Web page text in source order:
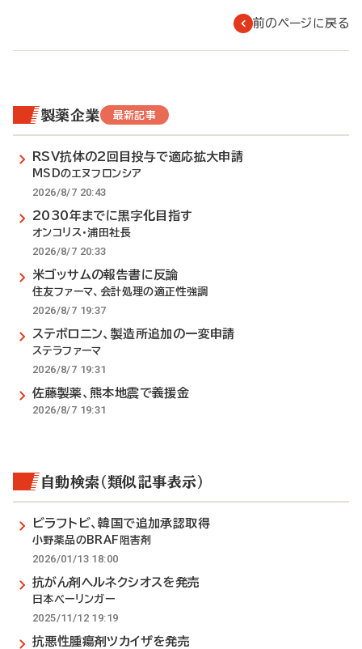
前のページに戻る
製薬企業 最新記事
RSV抗体の2回目投与で適応拡大申請
MSDのエヌフロンシア
2026/8/7 20:43
2030年までに黒字化目指す
オンコリス・浦田社長
2026/8/7 20:33
米ゴッサムの報告書に反論
住友ファーマ、会計処理の適正性強調
2026/8/7 19:37
ステボロニン、製造所追加の一変申請
ステラファーマ
2026/8/7 19:31
佐藤製薬、熊本地震で義援金
2026/8/7 19:31
自動検索（類似記事表示）
ビラフトビ、韓国で追加承認取得
小野薬品のBRAF阻害剤
2026/01/13 18:00
抗がん剤ヘルネクシオスを発売
日本べーリンガー
2025/11/12 19:19
抗悪性腫瘍剤ツカイザを発売